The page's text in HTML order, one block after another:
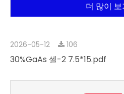
더 많이 보
2026-05-12 106
30%GaAs 셀-2 7.5*15.pdf